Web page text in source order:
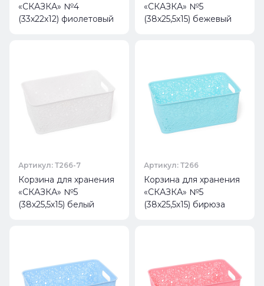
«СКАЗКА» №4
(33х22х12) фиолетовый
«СКАЗКА» №5
(38х25,5х15) бежевый
Артикул: Т266-7
Корзина для хранения
«СКАЗКА» №5
(38х25,5х15) белый
Артикул: Т266
Корзина для хранения
«СКАЗКА» №5
(38х25,5х15) бирюза